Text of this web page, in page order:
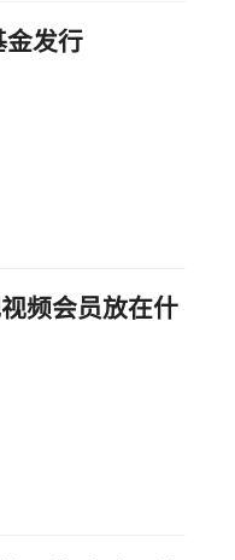
金发行
频会员放在什